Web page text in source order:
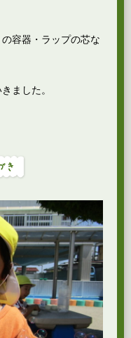
容器・ラップの芯な
ました。